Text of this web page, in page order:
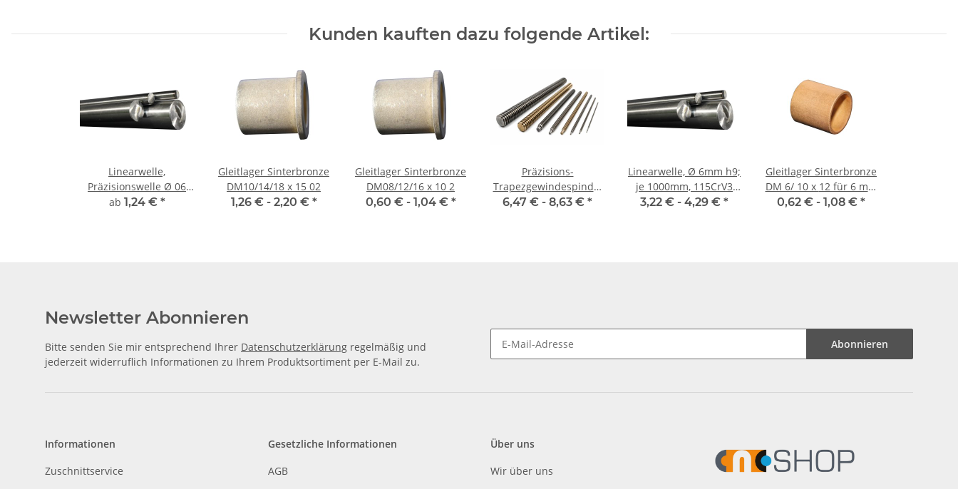
Kunden kauften dazu folgende Artikel:
Linearwelle,
Präzisionswelle Ø 06
mm, gehärtet,
ab 1,24 € *
Gleitlager Sinterbronze
DM10/14/18 x 15 02
1,26 € - 2,20 € *
Gleitlager Sinterbronze
DM08/12/16 x 10 2
0,60 € - 1,04 € *
Präzisions-
Trapezgewindespindel
TR10x3 rechts, je m
6,47 € - 8,63 € *
Linearwelle, Ø 6mm h9;
je 1000mm, 115CrV3
geschliffen und poliert
3,22 € - 4,29 € *
Gleitlager Sinterbronze
DM 6/ 10 x 12 für 6 mm
Welle
0,62 € - 1,08 € *
Newsletter Abonnieren
Bitte senden Sie mir entsprechend Ihrer Datenschutzerklärung regelmäßig und
jederzeit widerruflich Informationen zu Ihrem Produktsortiment per E-Mail zu.
Abonnieren
Informationen
Zuschnittservice
Gesetzliche Informationen
AGB
Über uns
Wir über uns